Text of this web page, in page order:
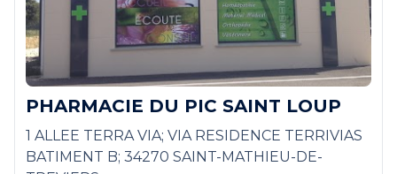
PHARMACIE DU PIC SAINT LOUP
1 ALLEE TERRA VIA; VIA RESIDENCE TERRIVIAS
BATIMENT B; 34270 SAINT-MATHIEU-DE-